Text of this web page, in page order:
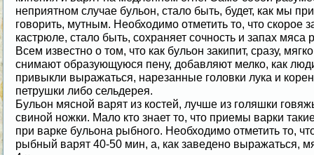
неприятном случае бульон, стало быть, будет, как мы
говорить, мутным. Необходимо отметить то, что скорое
кастрюле, стало быть, сохраняет сочность и запах мяса
Всем известно о том, что как бульон закипит, сразу,
снимают образующуюся пену, добавляют мелко, как
привыкли выражаться, нарезанные головки лука и
петрушки либо сельдерея.
Бульон мясной варят из костей, лучше из голяшки
свиной ножки. Мало кто знает то, что приемы варки
при варке бульона рыбного. Необходимо отметить то,
рыбный варят 40-50 мин, а, как заведено выражаться,